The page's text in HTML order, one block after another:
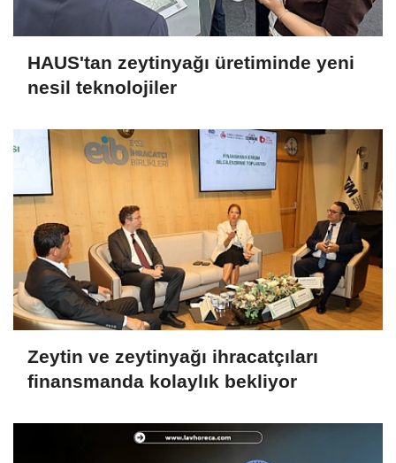
HAUS'tan zeytinyağı üretiminde yeni
nesil teknolojiler
Zeytin ve zeytinyağı ihracatçıları
finansmanda kolaylık bekliyor